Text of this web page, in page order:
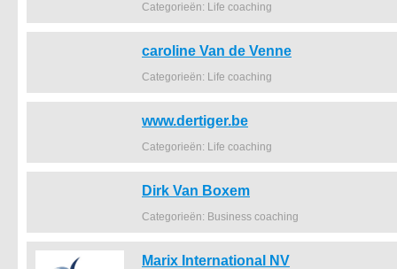
Categorieën: Life coaching
caroline Van de Venne
Categorieën: Life coaching
www.dertiger.be
Categorieën: Life coaching
Dirk Van Boxem
Categorieën: Business coaching
Marix International NV